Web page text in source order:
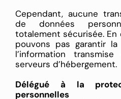
Cependant, aucune
de données
totalement sécurisée. En
pouvons pas garantir
l’information
serveurs d’hébergement.
Délégué à la
personnelles